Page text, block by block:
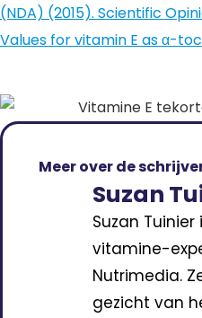
(NDA) (2015). Scientific
Values for vitamin E as α-
Meer over de
Suzan
Suzan
vitamine-
Nutrimedia.
gezicht van